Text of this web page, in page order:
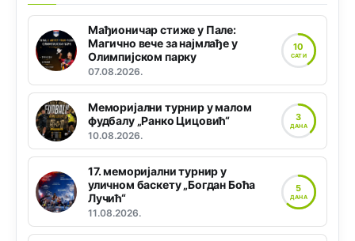
Мађионичар стиже у Пале:
Магично вече за најмлађе у
Олимпијском парку
07.08.2026.
10
САТИ
Меморијални турнир у малом
фудбалу „Ранко Цицовић“
10.08.2026.
3
ДАНА
17. меморијални турнир у
уличном баскету „Богдан Боћа
Лучић“
11.08.2026.
5
ДАНА